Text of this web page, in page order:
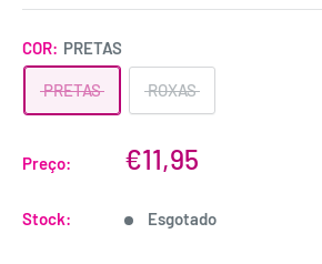
COR: PRETAS
PRETAS ROXAS
Preço: €11,95
Stock: Esgotado